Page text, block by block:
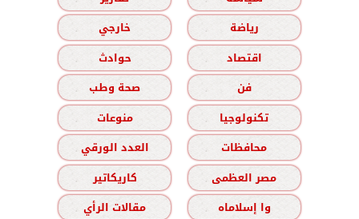
رياضة
خارجي
اقتصاد
حوادث
فن
صحة وطب
تكنولوجيا
منوعات
محافظات
العدد الورقي
مصر العظمى
كاريكاتير
وا إسلاماه
مقالات الرأي